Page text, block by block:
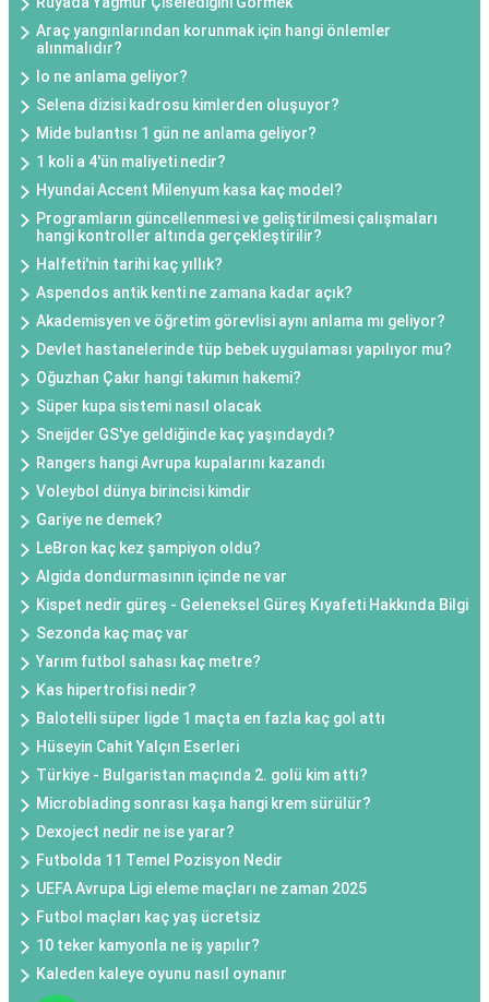
Araç yangınlarından korunmak için hangi önlemler
alınmalıdır?
Io ne anlama geliyor?
Selena dizisi kadrosu kimlerden oluşuyor?
Mide bulantısı 1 gün ne anlama geliyor?
1 koli a 4'ün maliyeti nedir?
Hyundai Accent Milenyum kasa kaç model?
Programların güncellenmesi ve geliştirilmesi çalışmaları
hangi kontroller altında gerçekleştirilir?
Halfeti'nin tarihi kaç yıllık?
Aspendos antik kenti ne zamana kadar açık?
Akademisyen ve öğretim görevlisi aynı anlama mı geliyor?
Devlet hastanelerinde tüp bebek uygulaması yapılıyor mu?
Oğuzhan Çakır hangi takımın hakemi?
Süper kupa sistemi nasıl olacak
Sneijder GS'ye geldiğinde kaç yaşındaydı?
Rangers hangi Avrupa kupalarını kazandı
Voleybol dünya birincisi kimdir
Gariye ne demek?
LeBron kaç kez şampiyon oldu?
Algida dondurmasının içinde ne var
Kispet nedir güreş - Geleneksel Güreş Kıyafeti Hakkında Bilgi
Sezonda kaç maç var
Yarım futbol sahası kaç metre?
Kas hipertrofisi nedir?
Balotelli süper ligde 1 maçta en fazla kaç gol attı
Hüseyin Cahit Yalçın Eserleri
Türkiye - Bulgaristan maçında 2. golü kim attı?
Microblading sonrası kaşa hangi krem sürülür?
Dexoject nedir ne ise yarar?
Futbolda 11 Temel Pozisyon Nedir
UEFA Avrupa Ligi eleme maçları ne zaman 2025
Futbol maçları kaç yaş ücretsiz
10 teker kamyonla ne iş yapılır?
Kaleden kaleye oyunu nasıl oynanır